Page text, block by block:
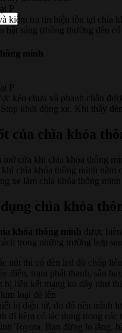
P
kiểm tra tín hiệu tồn tại chìa
bật sáng (thông thường đèn
minh
P
kéo chưa và phanh chân
khởi động xe. Khi thấy
của chìa khóa
cửa khi chìa khóa thông
chìa khóa thông minh nằm
xe làm chìa khóa thông
chìa khóa
khóa thông minh được
trong những trường hợp sau:
nút thì có đèn led đỏ chóp
điện, trạm phát thanh, sân
liên kết mạng ko dây như
loại đè lên
bị điện tử, do đó nên tránh
đi kèm có tác dụng trong
Toyota. Bạn đừng lo lắng,